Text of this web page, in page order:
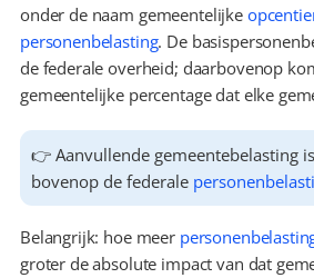
onder de naam gemeentelijke
personenbelasting. De
de federale overheid; daarbovenop
gemeentelijke percentage dat elke
👉 Aanvullende gemeentebelasting
bovenop de federale
Belangrijk: hoe meer
groter de absolute impact van dat